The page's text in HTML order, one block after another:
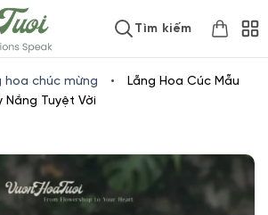
Skip
to
content
Tìm kiếm
hoa chúc mừng •
Lẵng Hoa Cúc Mẫu
Nắng Tuyệt Vời